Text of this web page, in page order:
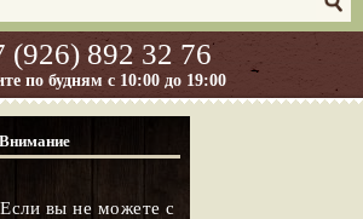
(926) 892 32 76
по будням с 10:00 до 19:00
Внимание
Если вы не можете с